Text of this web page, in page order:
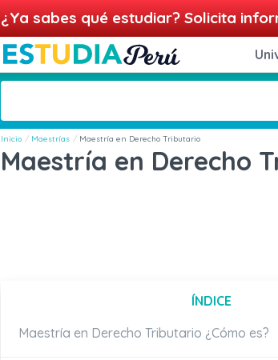
¿Ya sabes qué estudiar? Solicita
Inicio Maestrías Maestría en Derecho Tributario
Maestría en Derecho
ÍNDICE
Maestría en Derecho Tributario ¿Cómo es?